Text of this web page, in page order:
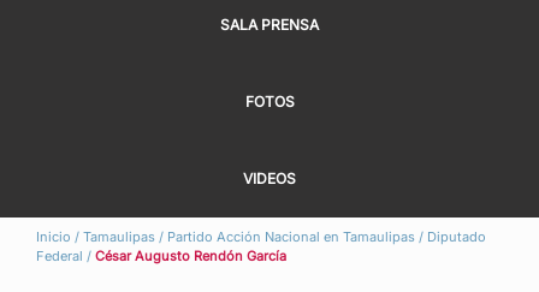
SALA PRENSA
FOTOS
VIDEOS
Inicio / Tamaulipas / Partido Acción Nacional en Tamaulipas / Diputado
Federal / César Augusto Rendón García